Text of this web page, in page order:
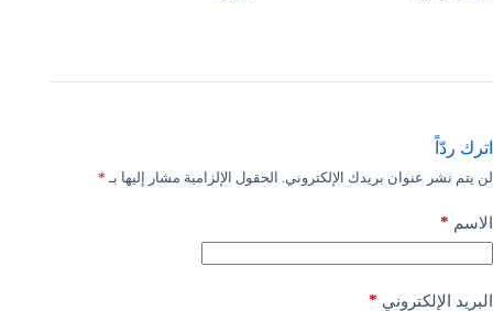
اترك ردّاً
لن يتم نشر عنوان بريدك الإلكتروني. الحقول الإلزامية مشار إليها بـ *
الاسم *
البريد الإلكتروني *